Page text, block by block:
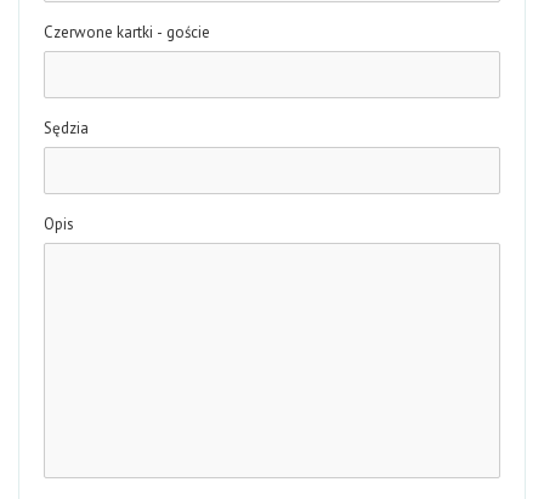
Czerwone kartki - goście
Sędzia
Opis